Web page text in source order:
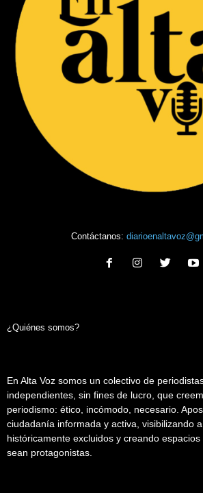
Contáctanos:
¿Quiénes somos?
En Alta Voz somos un colectivo de
independientes, sin fines de lucro, que
periodismo: ético, incómodo, necesario.
ciudadanía informada y activa, visibilizando
históricamente excluidos y creando
sean protagonistas.